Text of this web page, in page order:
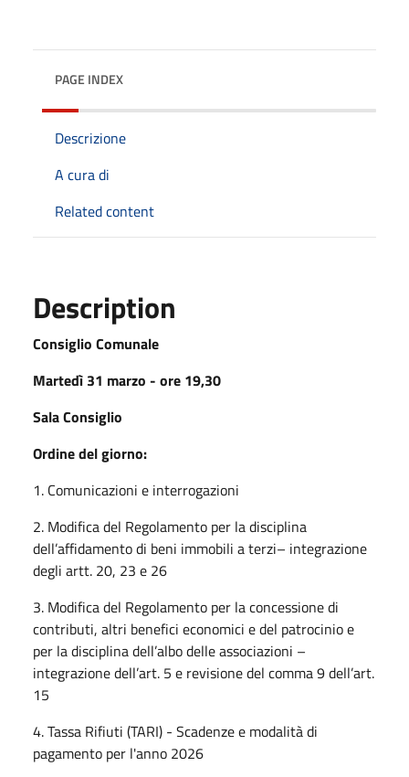
PAGE INDEX
Descrizione
A cura di
Related content
Description
Consiglio Comunale
Martedì 31 marzo - ore 19,30
Sala Consiglio
Ordine del giorno:
1. Comunicazioni e interrogazioni
2. Modifica del Regolamento per la disciplina
dell’affidamento di beni immobili a terzi– integrazione
degli artt. 20, 23 e 26
3. Modifica del Regolamento per la concessione di
contributi, altri benefici economici e del patrocinio e
per la disciplina dell’albo delle associazioni –
integrazione dell’art. 5 e revisione del comma 9 dell’art.
15
4. Tassa Rifiuti (TARI) - Scadenze e modalità di
pagamento per l'anno 2026